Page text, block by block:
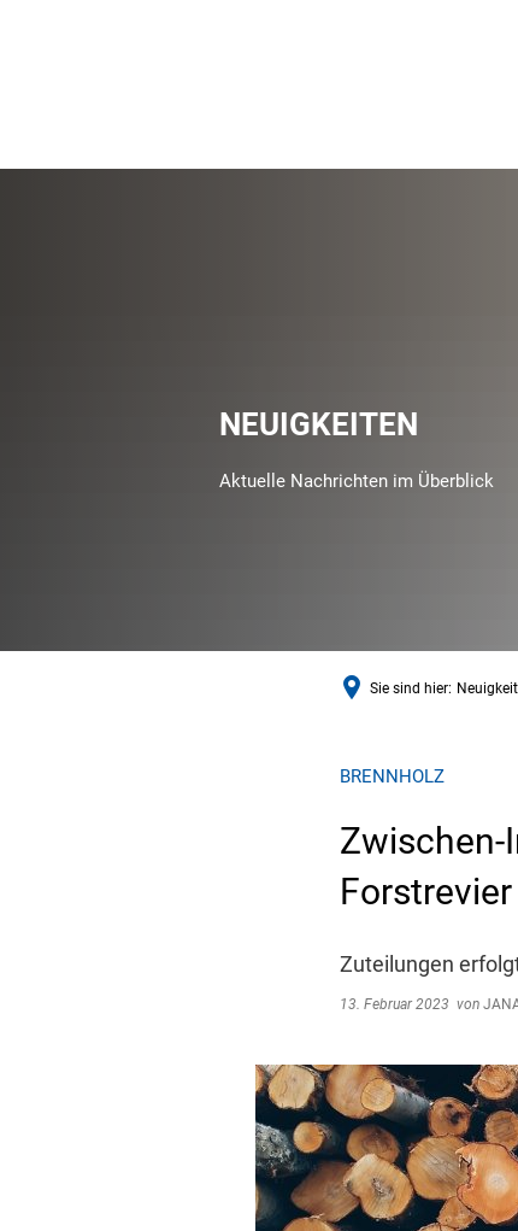
NEUIGKEITEN
Aktuelle Nachrichten im Überblick
Sie sind hier:
BRENNHOLZ
Zwischen-
Zuteilungen
13. Februar 2023 von